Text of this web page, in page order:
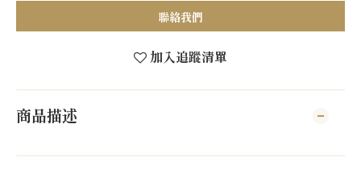
聯絡我們
加入追蹤清單
商品描述